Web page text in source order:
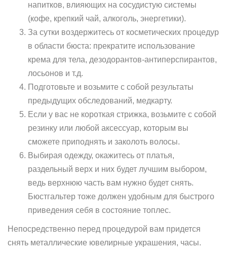
напитков, влияющих на сосудистую системы
(кофе, крепкий чай, алкоголь, энергетики).
За сутки воздержитесь от косметических процедур
в области бюста: прекратите использование
крема для тела, дезодорантов-антиперспирантов,
лосьонов и т.д.
Подготовьте и возьмите с собой результаты
предыдущих обследований, медкарту.
Если у вас не короткая стрижка, возьмите с собой
резинку или любой аксессуар, которым вы
сможете приподнять и заколоть волосы.
Выбирая одежду, окажитесь от платья,
раздельный верх и них будет лучшим выбором,
ведь верхнюю часть вам нужно будет снять.
Бюстгальтер тоже должен удобным для быстрого
приведения себя в состояние топлес.
Непосредственно перед процедурой вам придется
снять металлические ювелирные украшения, часы.